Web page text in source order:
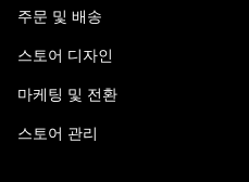
주문 및 배송
스토어 디자인
마케팅 및 전환
스토어 관리